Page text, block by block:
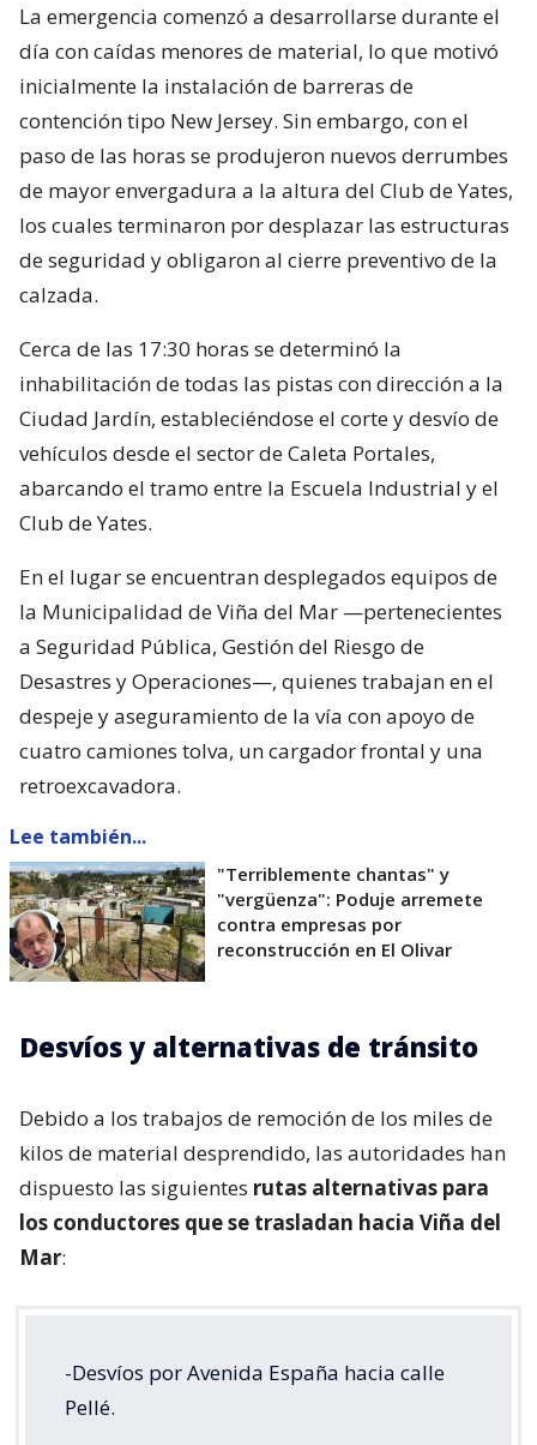
La emergencia comenzó a desarrollarse durante el
día con caídas menores de material, lo que motivó
inicialmente la instalación de barreras de
contención tipo New Jersey. Sin embargo, con el
paso de las horas se produjeron nuevos derrumbes
de mayor envergadura a la altura del Club de Yates,
los cuales terminaron por desplazar las estructuras
de seguridad y obligaron al cierre preventivo de la
calzada.
Cerca de las 17:30 horas se determinó la
inhabilitación de todas las pistas con dirección a la
Ciudad Jardín, estableciéndose el corte y desvío de
vehículos desde el sector de Caleta Portales,
abarcando el tramo entre la Escuela Industrial y el
Club de Yates.
En el lugar se encuentran desplegados equipos de
la Municipalidad de Viña del Mar —pertenecientes
a Seguridad Pública, Gestión del Riesgo de
Desastres y Operaciones—, quienes trabajan en el
despeje y aseguramiento de la vía con apoyo de
cuatro camiones tolva, un cargador frontal y una
retroexcavadora.
Lee también...
"Terriblemente chantas" y
"vergüenza": Poduje arremete
contra empresas por
reconstrucción en El Olivar
Desvíos y alternativas de tránsito
Debido a los trabajos de remoción de los miles de
kilos de material desprendido, las autoridades han
dispuesto las siguientes rutas alternativas para
los conductores que se trasladan hacia Viña del
Mar:
-Desvíos por Avenida España hacia calle
Pellé.